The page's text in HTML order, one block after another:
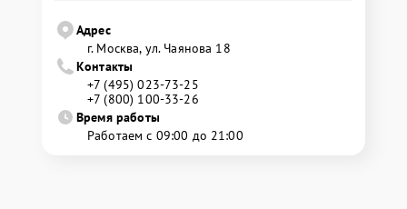
Адрес
г. Москва, ул. Чаянова 18
Контакты
+7 (495) 023-73-25
+7 (800) 100-33-26
Время работы
Работаем с 09:00 до 21:00